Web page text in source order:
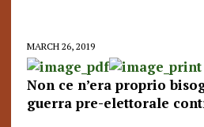
MARCH 26, 2019
Non ce n’era proprio
guerra pre-elettorale